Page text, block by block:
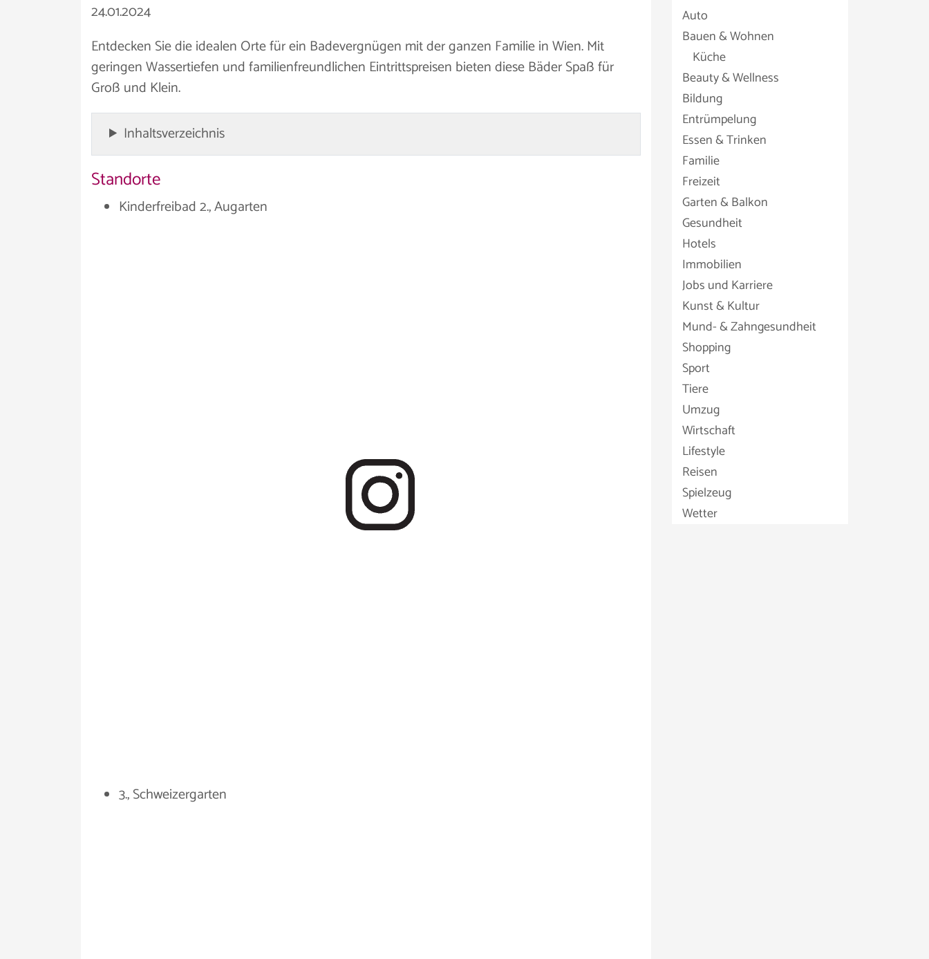
24.01.2024
Entdecken Sie die idealen Orte für ein Badevergnügen mit der ganzen Familie in Wien. Mit
geringen Wassertiefen und familienfreundlichen Eintrittspreisen bieten diese Bäder Spaß für
Groß und Klein.
Inhaltsverzeichnis
Standorte
Kinderfreibad 2., Augarten
3., Schweizergarten
Auto
Bauen & Wohnen
Küche
Beauty & Wellness
Bildung
Entrümpelung
Essen & Trinken
Familie
Freizeit
Garten & Balkon
Gesundheit
Hotels
Immobilien
Jobs und Karriere
Kunst & Kultur
Mund- & Zahngesundheit
Shopping
Sport
Tiere
Umzug
Wirtschaft
Lifestyle
Reisen
Spielzeug
Wetter